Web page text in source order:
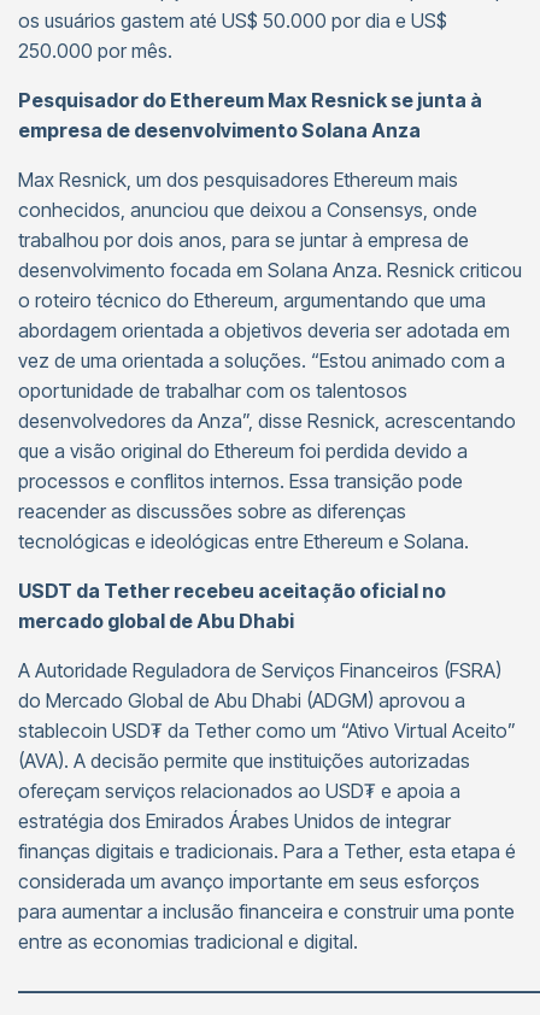
os usuários gastem até US$ 50.000 por dia e US$
250.000 por mês.
Pesquisador do Ethereum Max Resnick se junta à
empresa de desenvolvimento Solana Anza
Max Resnick, um dos pesquisadores Ethereum mais
conhecidos, anunciou que deixou a Consensys, onde
trabalhou por dois anos, para se juntar à empresa de
desenvolvimento focada em Solana Anza. Resnick criticou
o roteiro técnico do Ethereum, argumentando que uma
abordagem orientada a objetivos deveria ser adotada em
vez de uma orientada a soluções. “Estou animado com a
oportunidade de trabalhar com os talentosos
desenvolvedores da Anza”, disse Resnick, acrescentando
que a visão original do Ethereum foi perdida devido a
processos e conflitos internos. Essa transição pode
reacender as discussões sobre as diferenças
tecnológicas e ideológicas entre Ethereum e Solana.
USDT da Tether recebeu aceitação oficial no
mercado global de Abu Dhabi
A Autoridade Reguladora de Serviços Financeiros (FSRA)
do Mercado Global de Abu Dhabi (ADGM) aprovou a
stablecoin USD₮ da Tether como um “Ativo Virtual Aceito”
(AVA). A decisão permite que instituições autorizadas
ofereçam serviços relacionados ao USD₮ e apoia a
estratégia dos Emirados Árabes Unidos de integrar
finanças digitais e tradicionais. Para a Tether, esta etapa é
considerada um avanço importante em seus esforços
para aumentar a inclusão financeira e construir uma ponte
entre as economias tradicional e digital.